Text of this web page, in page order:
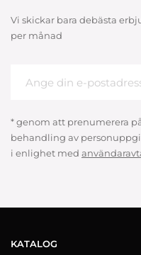
Vi skickar bara debästa
per månad
* genom att prenumerera
behandling av
i enlighet med
KATALOG